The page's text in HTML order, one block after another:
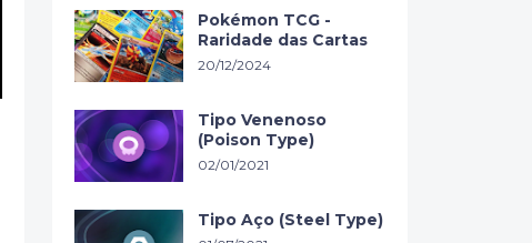
Pokémon TCG -
Raridade das Cartas
20/12/2024
Tipo Venenoso
(Poison Type)
02/01/2021
Tipo Aço (Steel Type)